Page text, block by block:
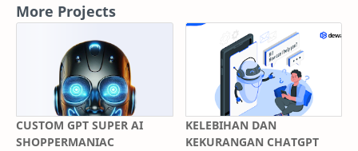
More Projects
CUSTOM GPT SUPER AI
SHOPPERMANIAC
KELEBIHAN DAN
KEKURANGAN CHATGPT